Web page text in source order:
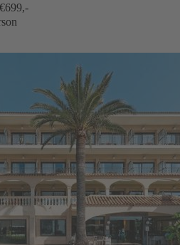
699,-